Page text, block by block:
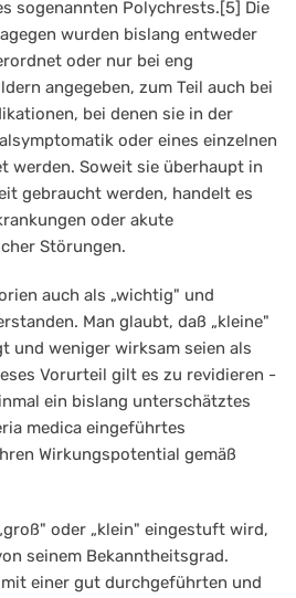
sogenannten Polychrests.[5] Die
wurden bislang entweder
oder nur bei eng
angegeben, zum Teil auch bei
bei denen sie in der
oder eines einzelnen
werden. Soweit sie überhaupt in
gebraucht werden, handelt es
oder akute
Störungen.
auch als „wichtig" und
Man glaubt, daß „kleine"
und weniger wirksam seien als
Vorurteil gilt es zu revidieren -
ein bislang unterschätztes
medica eingeführtes
Wirkungspotential gemäß
oder „klein" eingestuft wird,
seinem Bekanntheitsgrad.
einer gut durchgeführten und